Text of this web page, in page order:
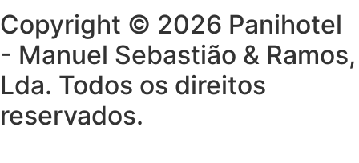
Copyright © 2026 Panihotel
- Manuel Sebastião & Ramos,
Lda. Todos os direitos
reservados.